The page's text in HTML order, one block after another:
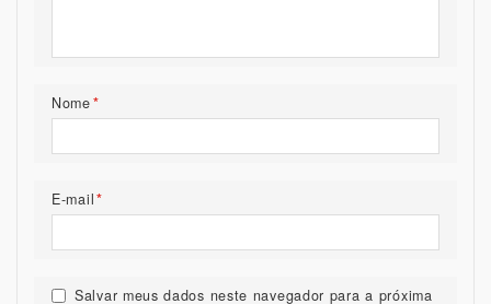
Nome*
E-mail*
Salvar meus dados neste navegador para a próxima